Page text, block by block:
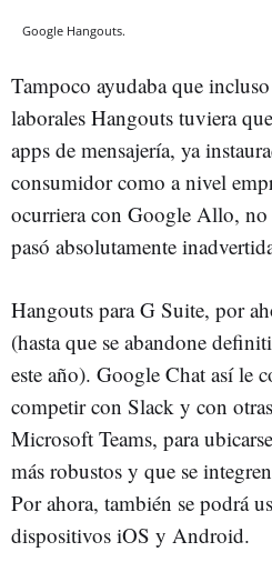
Google Hangouts.
Tampoco ayudaba que
laborales Hangouts tuviera
apps de mensajería, ya
consumidor como a nivel
ocurriera con Google Allo,
pasó absolutamente
Hangouts para G Suite, por
(hasta que se abandone
este año). Google Chat así le
competir con Slack y con
Microsoft Teams, para
más robustos y que se
Por ahora, también se podrá
dispositivos iOS y Android.